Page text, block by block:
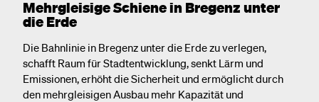
Mehrgleisige Schiene in Bregenz unter
die Erde
Die Bahnlinie in Bregenz unter die Erde zu verlegen,
schafft Raum für Stadtentwicklung, senkt Lärm und
Emissionen, erhöht die Sicherheit und ermöglicht durch
den mehrgleisigen Ausbau mehr Kapazität und